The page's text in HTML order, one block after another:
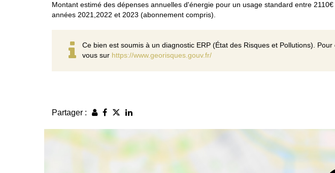
Montant estimé des dépenses annuelles d'énergie pour un usage standard entre
années 2021,2022 et 2023 (abonnement compris).
Ce bien est soumis à un diagnostic ERP (État des Risques et Pollutions).
vous sur https://www.georisques.gouv.fr/
Partager :